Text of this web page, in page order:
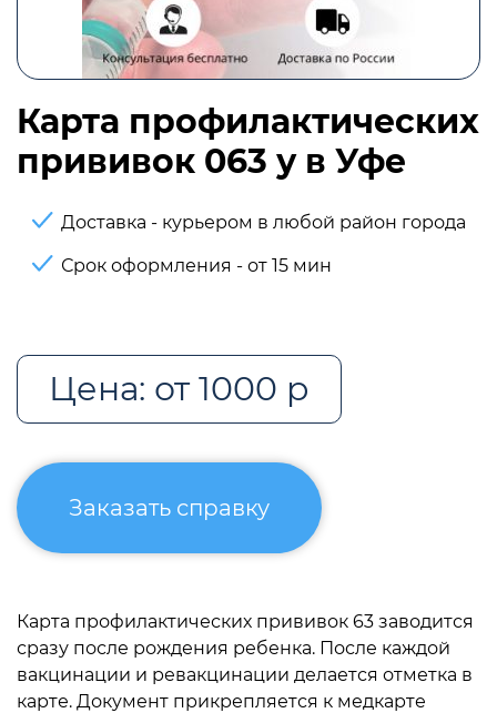
Карта профилактических
прививок 063 у в Уфе
Доставка - курьером в любой район города
Срок оформления - от 15 мин
Цена: от 1000 р
Заказать справку
Карта профилактических прививок 63 заводится
сразу после рождения ребенка. После каждой
вакцинации и ревакцинации делается отметка в
карте. Документ прикрепляется к медкарте